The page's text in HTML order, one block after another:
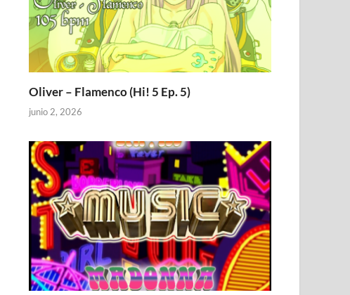
Oliver – Flamenco (Hi! 5 Ep. 5)
junio 2, 2026